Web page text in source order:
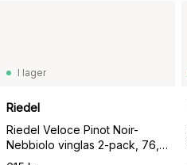
I lager
Riedel
Riedel Veloce Pinot Noir-
Nebbiolo vinglas 2-pack, 76,8
cl